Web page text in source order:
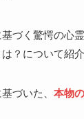
づく驚愕の心
？について紹介
づいた、 本物